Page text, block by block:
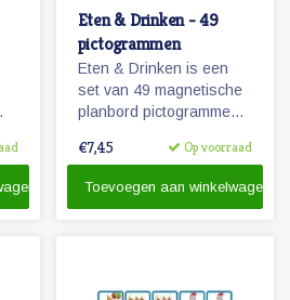
Eten & Drinken - 49
pictogrammen
Eten & Drinken is een
set van 49 magnetische
planbord pictogrammen
€7,45 Op voorraad
Toevoegen aan winkelwagen